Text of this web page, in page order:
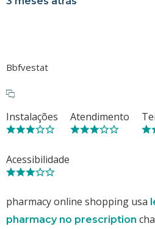
Bbfvestat
Instalações Atendimento
Acessibilidade
pharmacy online shopping usa
pharmacy no prescription